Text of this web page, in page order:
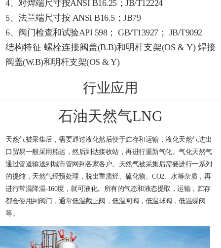
4、对焊端尺寸按ANSI B16.25；JB/T12224
5、法兰端尺寸按 ANSI B16.5；JB79
6、阀门检查和试验API 598； GB/T13927； JB/T9092
结构特征 螺栓连接阀盖(B.B)和明杆支架(OS & Y) 焊接
阀盖(W.B)和明杆支架(OS & Y)
行业应用
石油天然气LNG
天然气被采集后，需要通过液化然后便于贮存和运输，液化天然气进出
口贸易一般采用船运，然后到达接收站，再进行重新气化。气化天然气
通过管道输送到城市管网到各家各户。天然气被采集后需要进行一系列
的提纯，天然气经预处理，脱出重质烃、硫化物、CO2、水等杂质，再
进行常温降温-160度，就可液化。所有的气态和液态提取，运输，贮存
都会使用到阀门，通常低温截止阀，低温闸阀，低温球阀，低温蝶阀
等。